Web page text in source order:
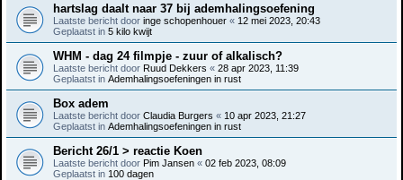
hartslag daalt naar 37 bij ademhalingsoefening
Laatste bericht door inge schopenhouer « 12 mei 2023, 20:43
Geplaatst in 5 kilo kwijt
WHM - dag 24 filmpje - zuur of alkalisch?
Laatste bericht door Ruud Dekkers « 28 apr 2023, 11:39
Geplaatst in Ademhalingsoefeningen in rust
Box adem
Laatste bericht door Claudia Burgers « 10 apr 2023, 21:27
Geplaatst in Ademhalingsoefeningen in rust
Bericht 26/1 > reactie Koen
Laatste bericht door Pim Jansen « 02 feb 2023, 08:09
Geplaatst in 100 dagen